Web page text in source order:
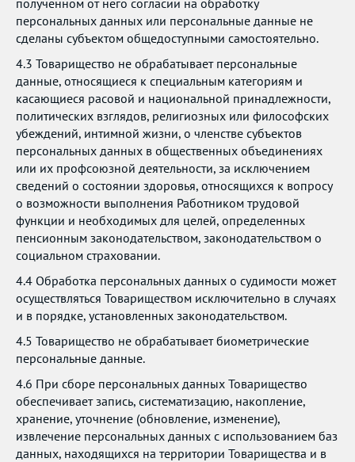
полученном от него согласии на обработку
персональных данных или персональные данные не
сделаны субъектом общедоступными самостоятельно.
4.3 Товарищество не обрабатывает персональные
данные, относящиеся к специальным категориям и
касающиеся расовой и национальной принадлежности,
политических взглядов, религиозных или философских
убеждений, интимной жизни, о членстве субъектов
персональных данных в общественных объединениях
или их профсоюзной деятельности, за исключением
сведений о состоянии здоровья, относящихся к вопросу
о возможности выполнения Работником трудовой
функции и необходимых для целей, определенных
пенсионным законодательством, законодательством о
социальном страховании.
4.4 Обработка персональных данных о судимости может
осуществляться Товариществом исключительно в случаях
и в порядке, установленных законодательством.
4.5 Товарищество не обрабатывает биометрические
персональные данные.
4.6 При сборе персональных данных Товарищество
обеспечивает запись, систематизацию, накопление,
хранение, уточнение (обновление, изменение),
извлечение персональных данных с использованием баз
данных, находящихся на территории Товарищества и в